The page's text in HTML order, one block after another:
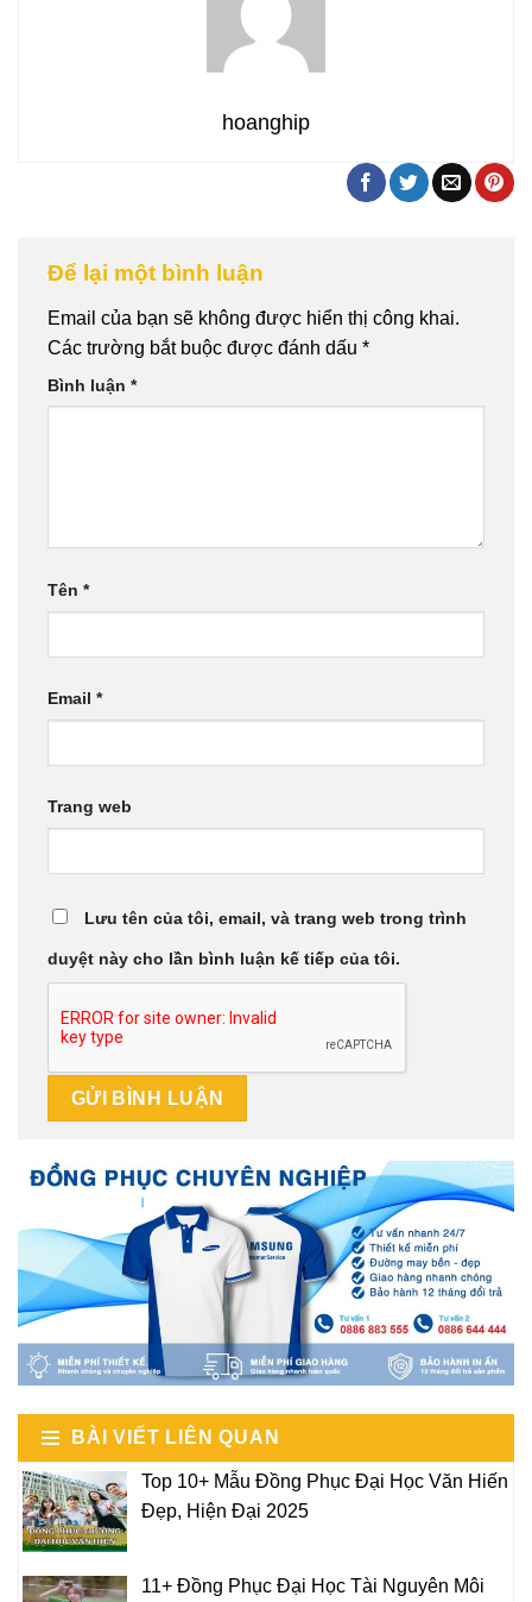
hoanghip
Để lại một bình luận
Email của bạn sẽ không được hiển thị công khai.
Các trường bắt buộc được đánh dấu *
Bình luận *
Tên *
Email *
Trang web
Lưu tên của tôi, email, và trang web trong trình
duyệt này cho lần bình luận kế tiếp của tôi.
BÀI VIẾT LIÊN QUAN
Top 10+ Mẫu Đồng Phục Đại Học Văn Hiến
Đẹp, Hiện Đại 2025
11+ Đồng Phục Đại Học Tài Nguyên Môi